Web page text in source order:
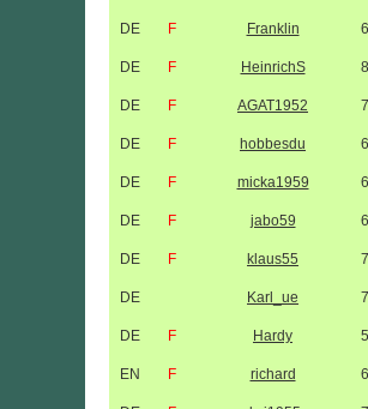
DE F Franklin
DE F HeinrichS
DE F AGAT1952
DE F hobbesdu
DE F micka1959
DE F jabo59
DE F klaus55
DE Karl_ue
DE F Hardy
EN F richard